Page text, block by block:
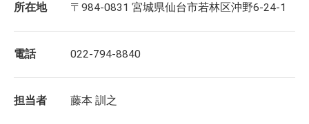
所在地 〒984-0831 宮城県仙台市若林区沖野6-24-1
電話 022-794-8840
担当者 藤本 訓之